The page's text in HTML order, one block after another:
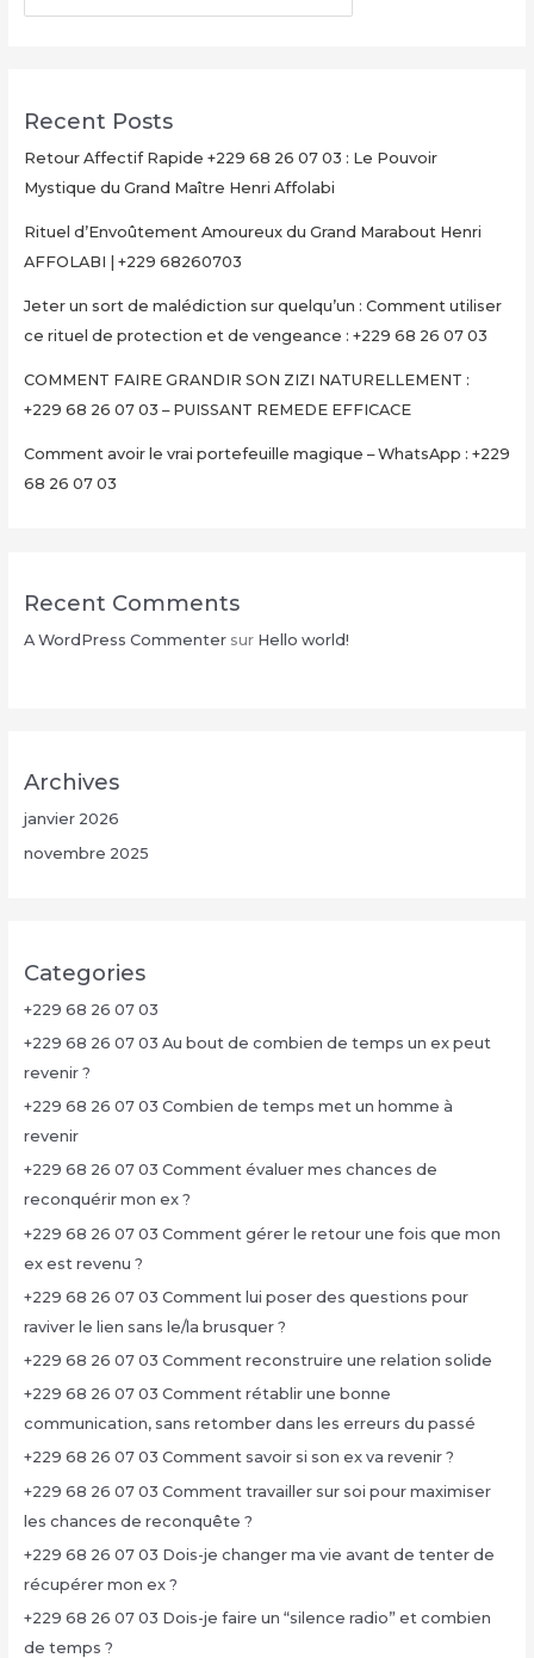
07
REMEDE
EFFICACE
Recent Posts
Retour Affectif Rapide +229 68 26 07 03 : Le Pouvoir
Mystique du Grand Maître Henri Affolabi
Rituel d’Envoûtement Amoureux du Grand Marabout Henri
AFFOLABI | +229 68260703
Jeter un sort de malédiction sur quelqu’un : Comment utiliser
ce rituel de protection et de vengeance : +229 68 26 07 03
COMMENT FAIRE GRANDIR SON ZIZI NATURELLEMENT :
+229 68 26 07 03 – PUISSANT REMEDE EFFICACE
Comment avoir le vrai portefeuille magique – WhatsApp : +229
68 26 07 03
Recent Comments
A WordPress Commentersur Hello world!
Archives
janvier 2026
novembre 2025
Categories
+229 68 26 07 03
+229 68 26 07 03 Au bout de combien de temps un ex peut
revenir ?
+229 68 26 07 03 Combien de temps met un homme à
revenir
+229 68 26 07 03 Comment évaluer mes chances de
reconquérir mon ex ?
+229 68 26 07 03 Comment gérer le retour une fois que mon
ex est revenu ?
+229 68 26 07 03 Comment lui poser des questions pour
raviver le lien sans le/la brusquer ?
+229 68 26 07 03 Comment reconstruire une relation solide
+229 68 26 07 03 Comment rétablir une bonne
communication, sans retomber dans les erreurs du passé
+229 68 26 07 03 Comment savoir si son ex va revenir ?
+229 68 26 07 03 Comment travailler sur soi pour maximiser
les chances de reconquête ?
+229 68 26 07 03 Dois-je changer ma vie avant de tenter de
récupérer mon ex ?
+229 68 26 07 03 Dois-je faire un “silence radio” et combien
de temps ?